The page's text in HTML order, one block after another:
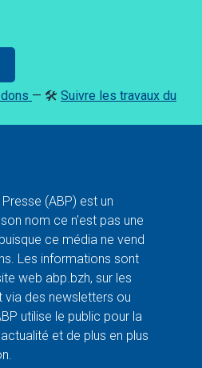
— 🛠️ Suivre les travaux du
(ABP) est un
nom ce n'est pas une
ce média ne vend
Les informations sont
web abp.bzh, sur les
via des newsletters ou
utilise le public pour la
et de plus en plus